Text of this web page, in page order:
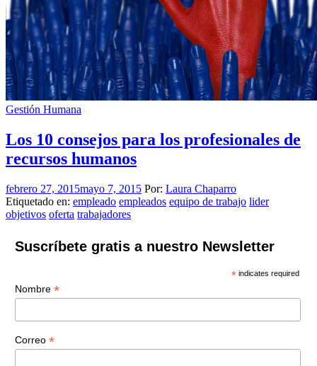
Gestión Humana
Los 10 consejos para los profesionales de
recursos humanos
febrero 27, 2015mayo 7, 2015 Por: Laura Chaparro
Etiquetado en: empleado empleados equipo de trabajo lider
objetivos oferta trabajadores
Suscríbete gratis a nuestro Newsletter
* indicates required
Nombre *
Correo *